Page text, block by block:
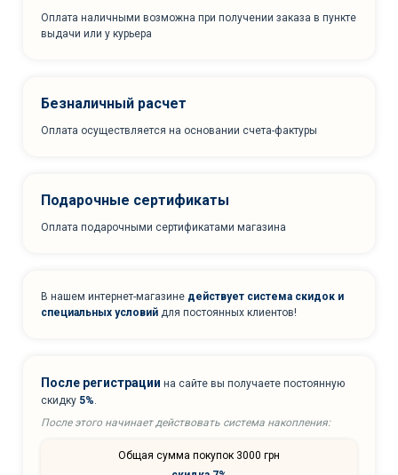
Оплата наличными возможна при получении заказа в пункте
выдачи или у курьера
Безналичный расчет
Оплата осуществляется на основании счета-фактуры
Подарочные сертификаты
Оплата подарочными сертификатами магазина
В нашем интернет-магазине действует система скидок и
специальных условий для постоянных клиентов!
После регистрации на сайте вы получаете постоянную
скидку 5%.
После этого начинает действовать система накопления:
Общая сумма покупок 3000 грн